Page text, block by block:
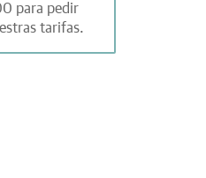
para pedir
tarifas.